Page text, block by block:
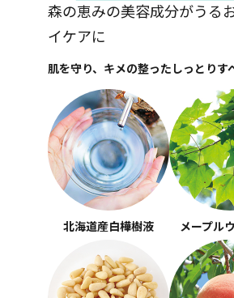
森の恵みの美容成分がうる
イケアに
肌を守り、キメの整ったしっとりす
北海道産白樺樹液 メープル